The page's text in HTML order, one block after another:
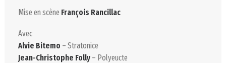
Mise en scène François Rancillac
Avec
Alvie Bitemo – Stratonice
Jean-Christophe Folly – Polyeucte